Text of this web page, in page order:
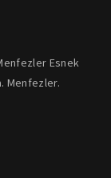
Esnek
Menfezler.